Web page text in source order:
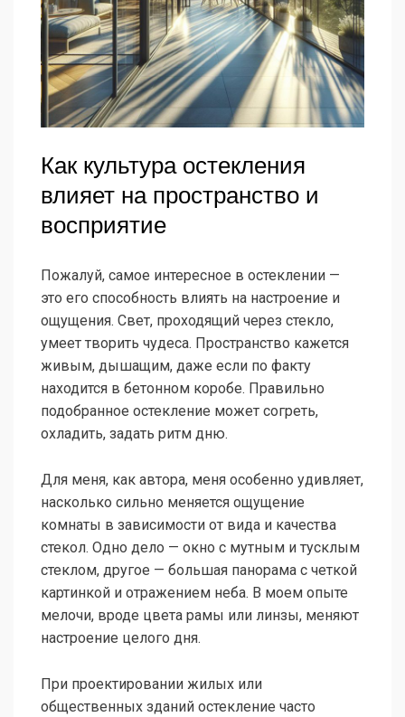
Как культура остекления
влияет на пространство и
восприятие
Пожалуй, самое интересное в остеклении —
это его способность влиять на настроение и
ощущения. Свет, проходящий через стекло,
умеет творить чудеса. Пространство кажется
живым, дышащим, даже если по факту
находится в бетонном коробе. Правильно
подобранное остекление может согреть,
охладить, задать ритм дню.
Для меня, как автора, меня особенно удивляет,
насколько сильно меняется ощущение
комнаты в зависимости от вида и качества
стекол. Одно дело — окно с мутным и тусклым
стеклом, другое — большая панорама с четкой
картинкой и отражением неба. В моем опыте
мелочи, вроде цвета рамы или линзы, меняют
настроение целого дня.
При проектировании жилых или
общественных зданий остекление часто